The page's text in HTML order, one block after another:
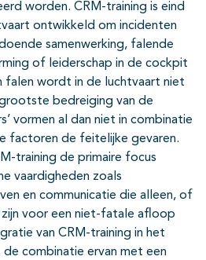
worden. CRM-training is eind
ontwikkeld om incidenten
samenwerking, falende
of leiderschap in de cockpit
falen wordt in de luchtvaart niet
bedreiging van de
vormen al dan niet in combinatie
factoren de feitelijke gevaren.
training de primaire focus
vaardigheden zoals
en communicatie die alleen, of
voor een niet-fatale afloop
van CRM-training in het
de combinatie ervan met een